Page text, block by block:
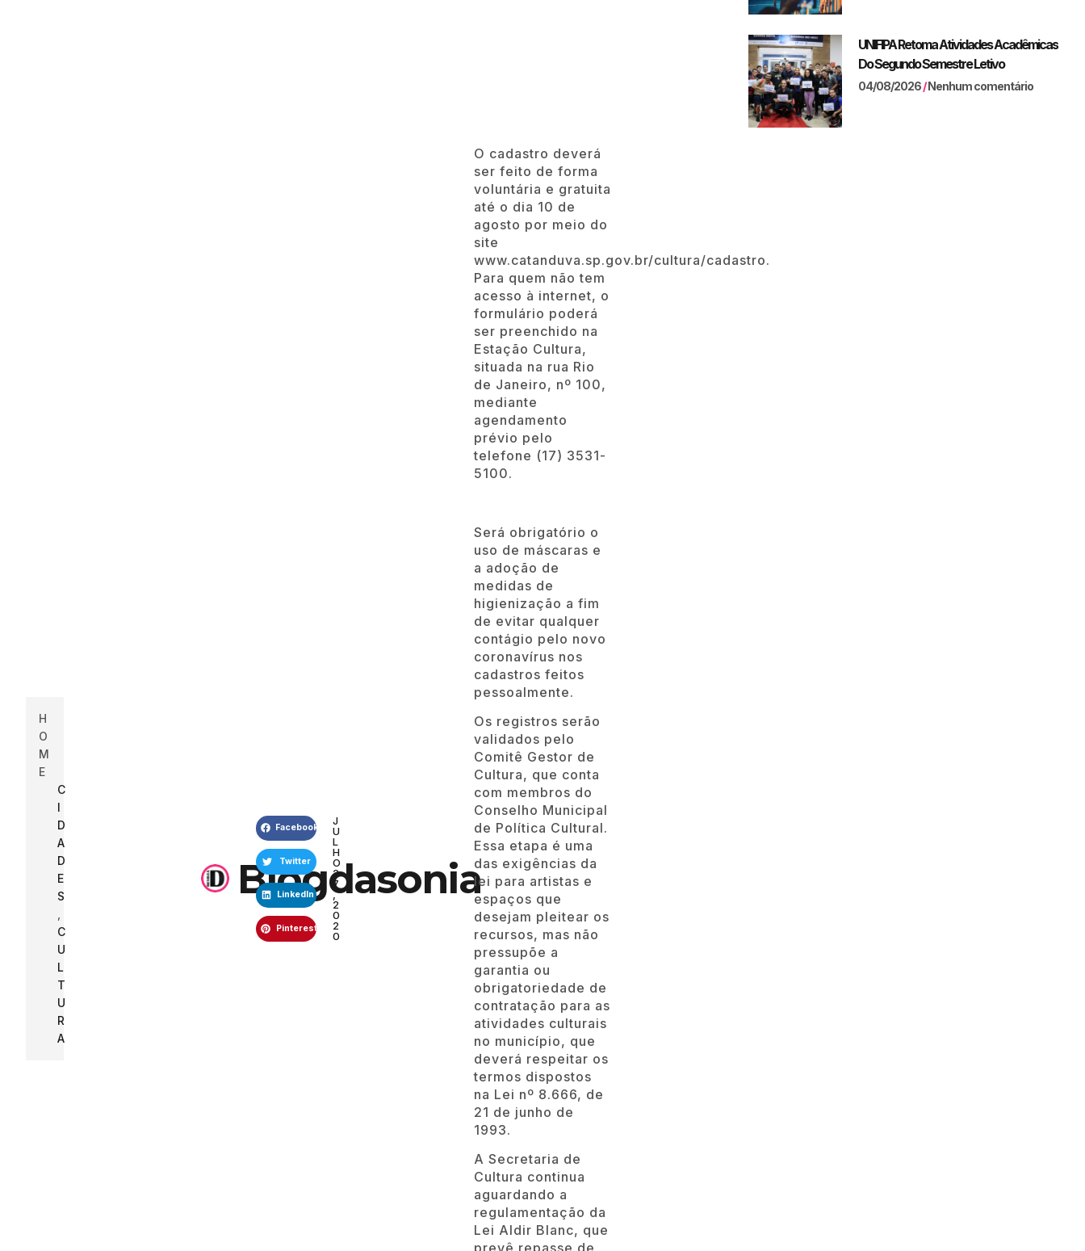
D
E
S
,
C
U
L
T
U
R
A
Blogdasonia
LinkedIn
Pinterest
7
,
2
0
2
0
Para quem não tem
acesso à internet, o
formulário poderá
ser preenchido na
Estação Cultura,
situada na rua Rio
de Janeiro, nº 100,
mediante
agendamento
prévio pelo
telefone (17) 3531-
5100.
Será obrigatório o
uso de máscaras e
a adoção de
medidas de
higienização a fim
coronavírus nos
cadastros feitos
pessoalmente.
Os registros serão
validados pelo
Comitê Gestor de
Cultura, que conta
com membros do
Conselho Municipal
de Política Cultural.
Essa etapa é uma
das exigências da
lei para artistas e
espaços que
desejam pleitear os
recursos, mas não
pressupõe a
garantia ou
obrigatoriedade de
contratação para as
atividades culturais
no município, que
deverá respeitar os
termos dispostos
na Lei nº 8.666, de
21 de junho de
1993.
A Secretaria de
Cultura continua
aguardando a
regulamentação da
Lei Aldir Blanc, que
prevê repasse de
União para
trabalhadores da
cultura de todo o
país. Além disso,
espera também a
UNIFIPA Retoma Atividades Acadêmicas
Do Segundo Semestre Letivo
04/08/2026 Nenhum comentário